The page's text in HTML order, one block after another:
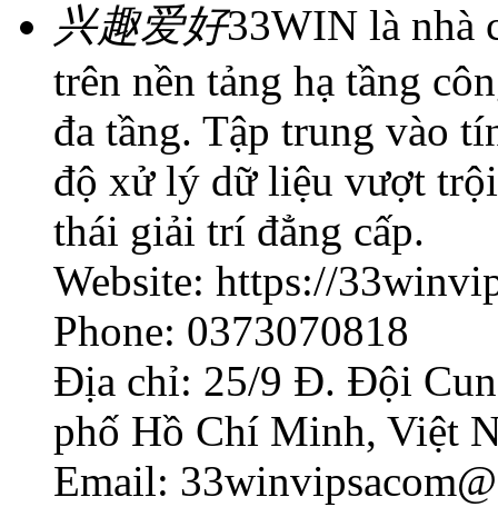
兴趣爱好33WIN là nhà
trên nền tảng hạ tầng
đa tầng. Tập trung vào
độ xử lý dữ liệu vượt
thái giải trí đẳng cấp.
Website: https://
Phone: 0373070818
Địa chỉ: 25/9 Đ. Đội
phố Hồ Chí Minh, Việt
Email: